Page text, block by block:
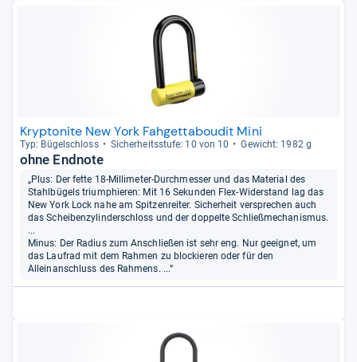
Kryptonite New York Fahgettaboudit Mini
Typ: Bügel­schloss Sicher­heits­stufe: 10 von 10 Gewicht: 1982 g
ohne Endnote
„Plus: Der fette 18-Millimeter-Durchmesser und das Material des
Stahlbügels triumphieren: Mit 16 Sekunden Flex-Widerstand lag das
New York Lock nahe am Spitzenreiter. Sicherheit versprechen auch
das Scheibenzylinderschloss und der doppelte Schließmechanismus.
...
Minus: Der Radius zum Anschließen ist sehr eng. Nur geeignet, um
das Laufrad mit dem Rahmen zu blockieren oder für den
Alleinanschluss des Rahmens. ...“